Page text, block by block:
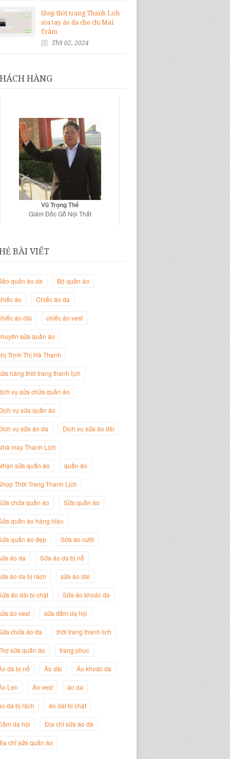
Shop thời trang Thanh Lịch
sửa tay áo da cho chị Mai
Trâm
Th9 02, 2024
HÀNG
Vũ Trọng Thế
Giám Đốc Gỗ Nội Thất
Trịnh Thị Hà Thanh
Trang Thanh Lịch
Giám Đốc Công ty Cây Xanh Gia
Nguyễn Đắc Định
Giám Đốc Công ty Twist Potato
BÀI VIẾT
quản áo da Bộ quần áo
áo Chiếc áo da
áo dài chiếc áo vest
sửa quần áo
Trịnh Thị Hà Thanh
hàng thời trang thanh lịch
vụ sửa chữa quần áo
vụ sửa quần áo
vụ sửa áo da Dịch vụ sửa áo dài
may Thanh Lịch
sửa quần áo quần áo
Thời Trang Thanh Lịch
chữa quần áo Sửa quần áo
quần áo hàng hiệu
quần áo đẹp Sửa áo cưới
áo da Sửa áo da bị nổ
áo da bị rách sửa áo dài
áo dài bị chật Sửa áo khoác da
áo vest sửa đầm dạ hội
chữa áo da thời trang thanh lịch
sửa quần áo trang phục
da bị nổ Áo dài Áo khoác da
Len Áo vest áo da
da bị rách áo dài bị chật
dạ hội Địa chỉ sửa áo da
chỉ sửa quần áo